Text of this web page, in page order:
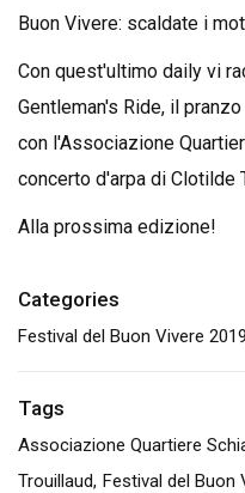
Buon Vivere: scaldate i
Con quest'ultimo daily vi
Gentleman's Ride, il
con l'Associazione
concerto d'arpa di Clotilde
Alla prossima edizione!
Categories
Festival del Buon Vivere 2019
Tags
Associazione Quartiere
Trouillaud Festival del Buon